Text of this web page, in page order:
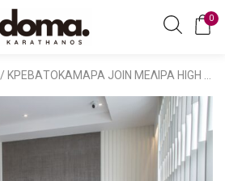
0
/ ΚΡΕΒΑΤΟΚΑΜΑΡΑ JOIN ΜΕΛΙΡΑ HIGH HEADBOARD